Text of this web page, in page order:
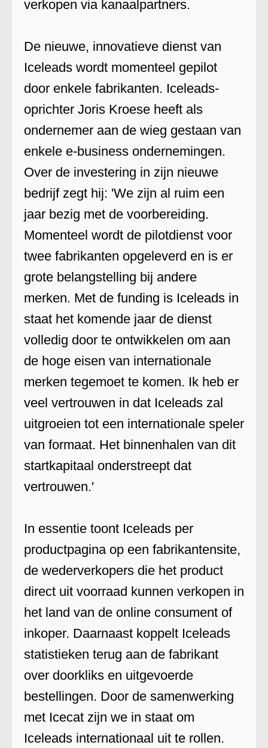
verkopen via kanaalpartners.
De nieuwe, innovatieve dienst van
Iceleads wordt momenteel gepilot
door enkele fabrikanten. Iceleads-
oprichter Joris Kroese heeft als
ondernemer aan de wieg gestaan van
enkele e-business ondernemingen.
Over de investering in zijn nieuwe
bedrijf zegt hij: 'We zijn al ruim een
jaar bezig met de voorbereiding.
Momenteel wordt de pilotdienst voor
twee fabrikanten opgeleverd en is er
grote belangstelling bij andere
merken. Met de funding is Iceleads in
staat het komende jaar de dienst
volledig door te ontwikkelen om aan
de hoge eisen van internationale
merken tegemoet te komen. Ik heb er
veel vertrouwen in dat Iceleads zal
uitgroeien tot een internationale speler
van formaat. Het binnenhalen van dit
startkapitaal onderstreept dat
vertrouwen.'
In essentie toont Iceleads per
productpagina op een fabrikantensite,
de wederverkopers die het product
direct uit voorraad kunnen verkopen in
het land van de online consument of
inkoper. Daarnaast koppelt Iceleads
statistieken terug aan de fabrikant
over doorkliks en uitgevoerde
bestellingen. Door de samenwerking
met Icecat zijn we in staat om
Iceleads internationaal uit te rollen.